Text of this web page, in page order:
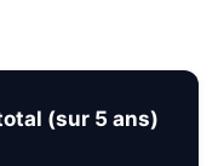
(sur 5 ans)